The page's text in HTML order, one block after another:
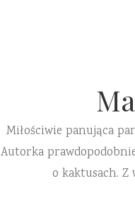
Miłościwie panująca
Autorka
o kaktusach. Z